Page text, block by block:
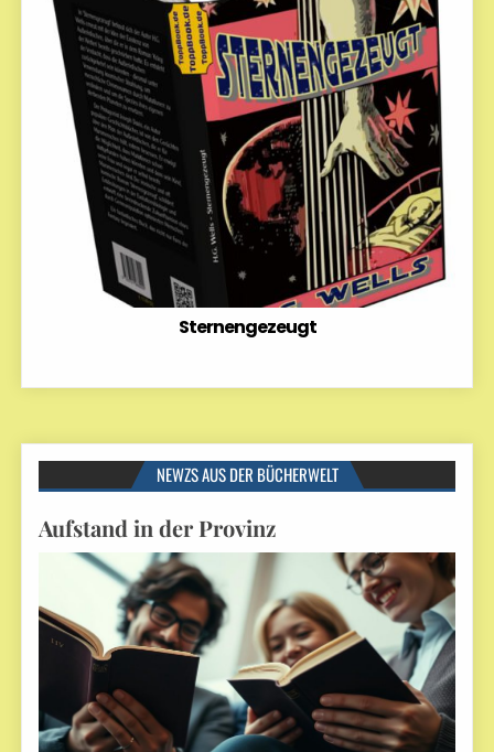
Sternengezeugt
NEWZS AUS DER BÜCHERWELT
Aufstand in der Provinz